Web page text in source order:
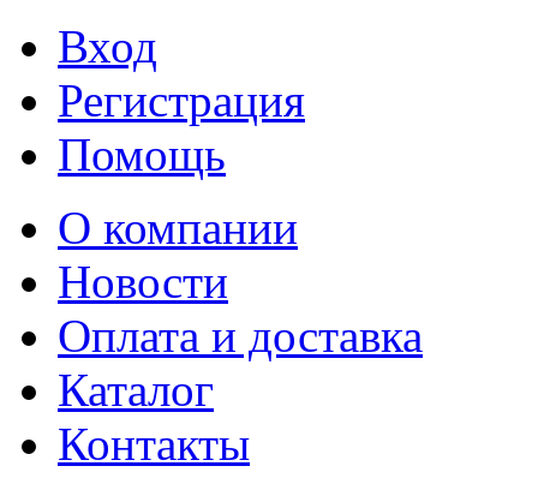
Вход
Регистрация
Помощь
О компании
Новости
Оплата и доставка
Каталог
Контакты